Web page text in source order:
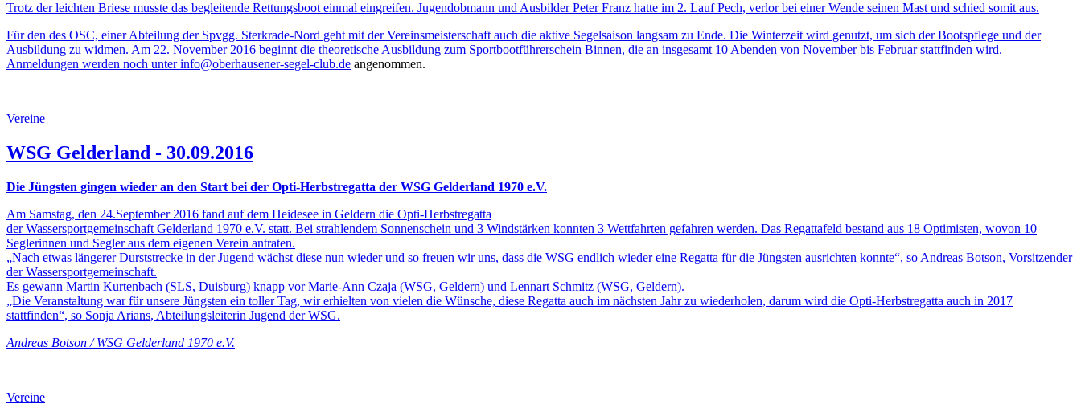
Trotz der leichten Briese musste das begleitende Rettungsboot einmal eingreifen. Jugendobmann und Ausbilder Peter Franz hatte im 2. Lauf Pech, verlor bei einer Wende seinen Mast und schied somit aus.
Für den des OSC, einer Abteilung der Spvgg. Sterkrade-Nord geht mit der Vereinsmeisterschaft auch die aktive Segelsaison langsam zu Ende. Die Winterzeit wird genutzt, um sich der Bootspflege und der
Ausbildung zu widmen. Am 22. November 2016 beginnt die theoretische Ausbildung zum Sportbootführerschein Binnen, die an insgesamt 10 Abenden von November bis Februar stattfinden wird.
Anmeldungen werden noch unterinfo@oberhausener-segel-club.de angenommen.
Vereine
WSG Gelderland - 30.09.2016
Die Jüngsten gingen wieder an den Start bei der Opti-Herbstregatta der WSG Gelderland 1970 e.V.
Am Samstag, den 24.September 2016 fand auf dem Heidesee in Geldern die Opti-Herbstregatta
der Wassersportgemeinschaft Gelderland 1970 e.V. statt. Bei strahlendem Sonnenschein und 3 Windstärken konnten 3 Wettfahrten gefahren werden. Das Regattafeld bestand aus 18 Optimisten, wovon 10
Seglerinnen und Segler aus dem eigenen Verein antraten.
„Nach etwas längerer Durststrecke in der Jugend wächst diese nun wieder und so freuen wir uns, dass die WSG endlich wieder eine Regatta für die Jüngsten ausrichten konnte“, so Andreas Botson, Vorsitzender
der Wassersportgemeinschaft.
Es gewann Martin Kurtenbach (SLS, Duisburg) knapp vor Marie-Ann Czaja (WSG, Geldern) und Lennart Schmitz (WSG, Geldern).
„Die Veranstaltung war für unsere Jüngsten ein toller Tag, wir erhielten von vielen die Wünsche, diese Regatta auch im nächsten Jahr zu wiederholen, darum wird die Opti-Herbstregatta auch in 2017
stattfinden“, so Sonja Arians, Abteilungsleiterin Jugend der WSG.
Andreas Botson / WSG Gelderland 1970 e.V.
Vereine